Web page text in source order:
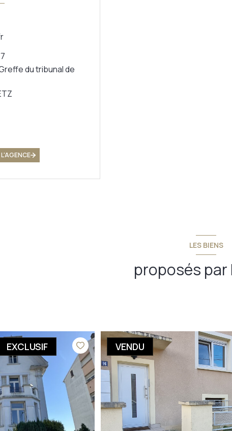
du tribunal de
LES BIENS
proposés
EXCLUSIF VENDU